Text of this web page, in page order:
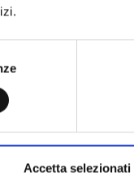
Accetta selezionati
altro?